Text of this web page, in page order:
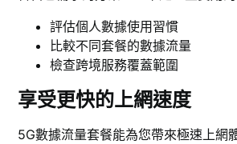
評估個人數據使用習慣
比較不同套餐的數據流量
檢查跨境服務覆蓋範圍
享受更快的上網速度
5G數據流量套餐能為您帶來極速上網